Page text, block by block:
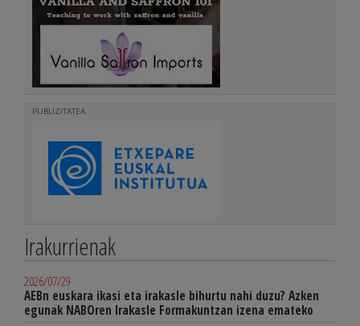
PUBLIZITATEA
Irakurrienak
2026/07/29
AEBn euskara ikasi eta irakasle bihurtu nahi duzu? Azken
egunak NABOren Irakasle Formakuntzan izena emateko